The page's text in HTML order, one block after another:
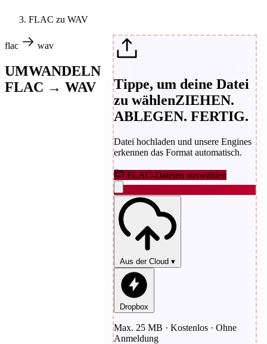
FLAC zu WAV
flac wav
UMWANDELN
FLAC → WAV
Tippe, um deine Datei
zu wählenZIEHEN.
ABLEGEN. FERTIG.
Datei hochladen und unsere Engines
erkennen das Format automatisch.
FLAC-Dateien auswählen
Aus der Cloud ▾
Dropbox
Max. 25 MB · Kostenlos · Ohne
Anmeldung